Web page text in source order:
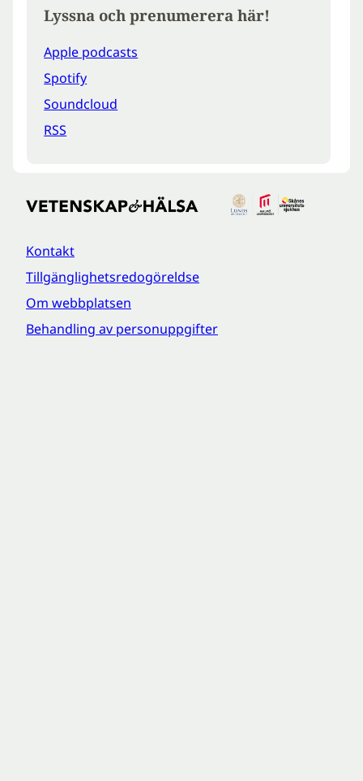
Lyssna och prenumerera här!
Apple podcasts
Spotify
Soundcloud
RSS
Kontakt
Tillgänglighetsredogöreldse
Om webbplatsen
Behandling av personuppgifter